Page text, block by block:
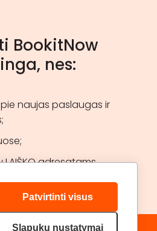
Patvirtinti visus
Slapukų nustatymai
BookitNow
nes:
naujas paslaugas ir
adresatams